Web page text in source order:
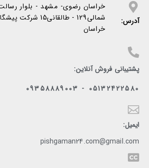
آدرس:
خراسان رضوی- مشهد - بلوار
شمالی129 -
خراسان
پشتیبانی فروش آنلاین:
05132422580 - 09358889003
ایمیل:
pishgaman24.com@gmail.com